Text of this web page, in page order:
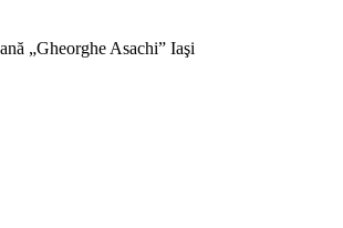
„Gheorghe Asachi” Iaşi